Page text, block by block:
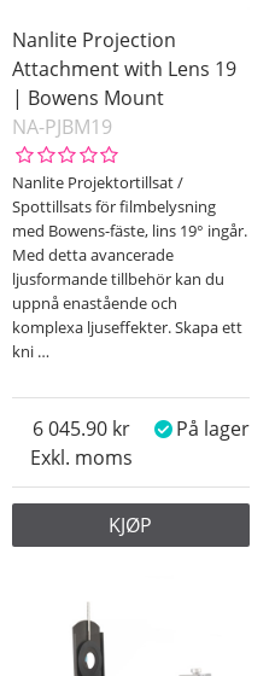
Nanlite Projection
Attachment with Lens 19
| Bowens Mount
NA-PJBM19
Nanlite Projektortillsat /
Spottillsats för filmbelysning
med Bowens-fäste, lins 19° ingår.
Med detta avancerade
ljusformande tillbehör kan du
uppnå enastående och
komplexa ljuseffekter. Skapa ett
kni …
Exkl. moms
6 045.90 På lager
KJØP